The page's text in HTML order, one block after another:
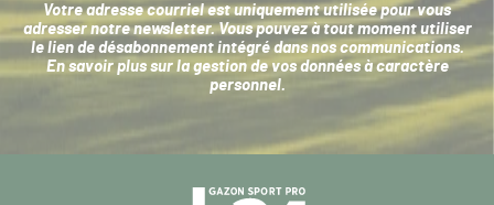
Votre adresse courriel est uniquement utilisée pour vous
adresser notre newsletter. Vous pouvez à tout moment utiliser
le lien de désabonnement intégré dans nos communications.
En savoir plus sur la gestion de vos données à caractère
personnel.